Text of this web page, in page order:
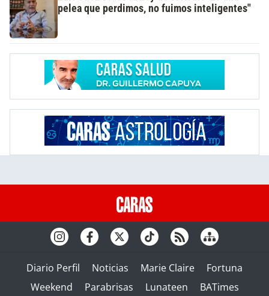
pelea que perdimos, no fuimos inteligentes"
Diario Perfil Noticias Marie Claire
Fortuna
Weekend
Parabrisas Lunateen BATimes